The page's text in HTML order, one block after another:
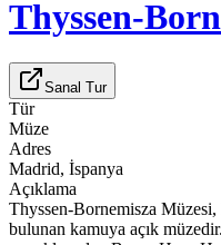
Thyssen-
Sanal Tur
Tür
Müze
Adres
Madrid, İspanya
Açıklama
Thyssen-Bornemisza
bulunan kamuya açık